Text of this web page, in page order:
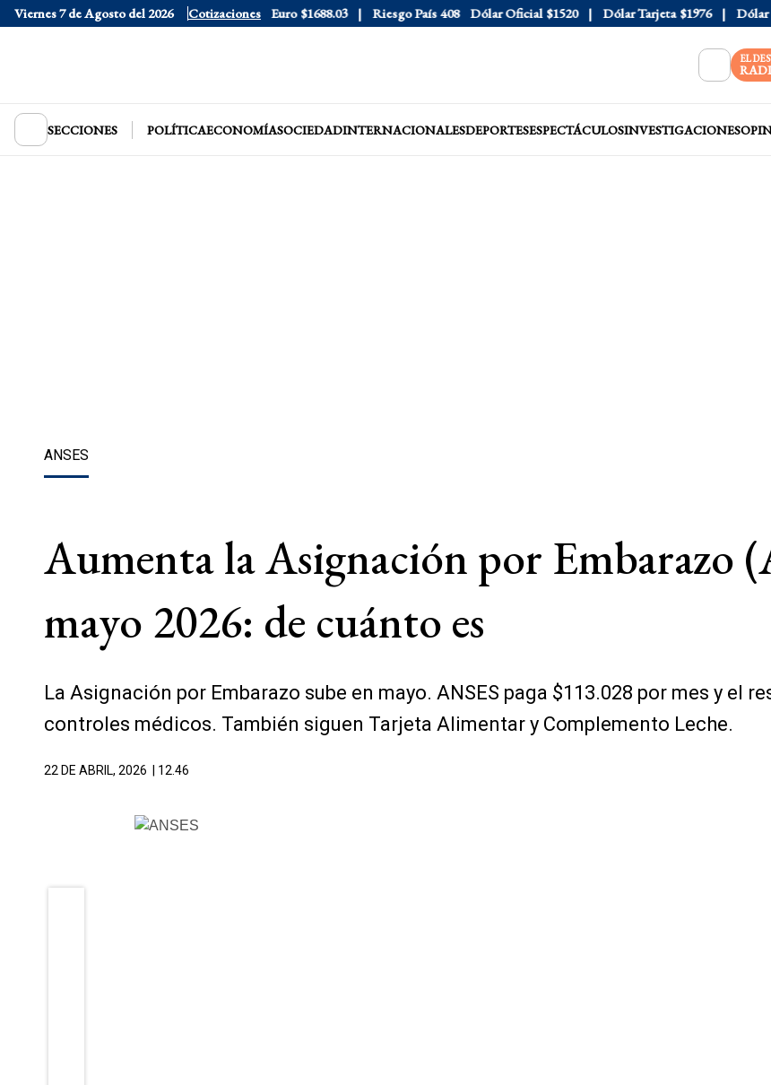
Viernes 7 de Agosto del 2026 Cotizaciones
Blue $1530 Dólar CCL $1577.3 Euro $1688.03 Riesgo País 408 Dólar Oficial $1520 Dólar Tarjeta $1976 Dólar
EL
SECCIONES POLÍTICAECONOMÍASOCIEDADINTERNACIONALESDEPORTESESPECTÁCULOSINVESTIGACIONES
ANSES
Aumenta la Asignación por Embarazo
mayo 2026: de cuánto es
La Asignación por Embarazo sube en mayo. ANSES paga $113.028 por mes y el
controles médicos. También siguen Tarjeta Alimentar y Complemento Leche.
22 DE ABRIL, 2026 | 12.46